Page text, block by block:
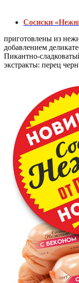
Сосиски
приготовлены из
добавлением
Пикантно-
экстракты: перец